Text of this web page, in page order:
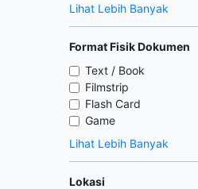
Lihat Lebih Banyak
Format Fisik Dokumen
Text / Book
Filmstrip
Flash Card
Game
Lihat Lebih Banyak
Lokasi